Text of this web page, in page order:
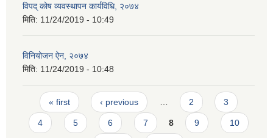
विपद् कोष व्यवस्थापन कार्यविधि, २०७४
मिति: 11/24/2019 - 10:49
विनियोजन ऐन, २०७४
मिति: 11/24/2019 - 10:48
Pages
« first ‹ previous … 2 3
4 5 6 7 8 9 10